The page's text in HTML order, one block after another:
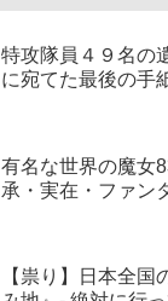
特攻隊員４９名の
に宛てた最後の手
有名な世界の魔女
承・実在・ファン
【祟り】日本全国